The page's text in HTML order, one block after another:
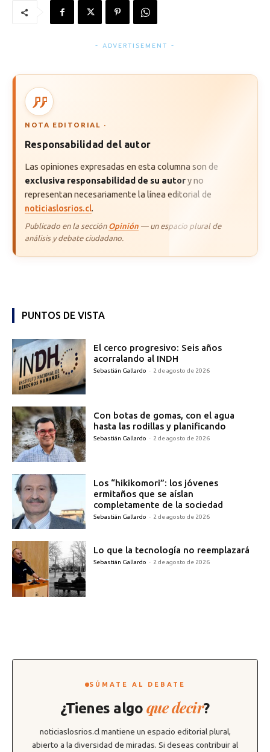
- ADVERTISEMENT -
NOTA EDITORIAL ·
Responsabilidad del autor
Las opiniones expresadas en esta columna son de
exclusiva responsabilidad de su autory no
representan necesariamente la línea editorial de
noticiaslosrios.cl.
Publicado en la sección Opinión — un espacio plural de
análisis y debate ciudadano.
PUNTOS DE VISTA
El cerco progresivo: Seis años
acorralando al INDH
Sebastián Gallardo - 2 de agosto de 2026
Con botas de gomas, con el agua
hasta las rodillas y planificando
Sebastián Gallardo - 2 de agosto de 2026
Los “hikikomori”: los jóvenes
ermitaños que se aíslan
completamente de la sociedad
Sebastián Gallardo - 2 de agosto de 2026
Lo que la tecnología no reemplazará
Sebastián Gallardo - 2 de agosto de 2026
SÚMATE AL DEBATE
¿Tienes algo que decir?
noticiaslosrios.cl mantiene un espacio editorial plural,
abierto a la diversidad de miradas. Si deseas contribuir al